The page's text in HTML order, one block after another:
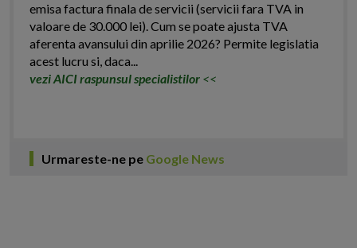
emisa factura finala de servicii (servicii fara TVA in
valoare de 30.000 lei). Cum se poate ajusta TVA
aferenta avansului din aprilie 2026? Permite legislatia
acest lucru si, daca...
vezi AICI raspunsul specialistilor <<
Urmareste-ne pe Google News